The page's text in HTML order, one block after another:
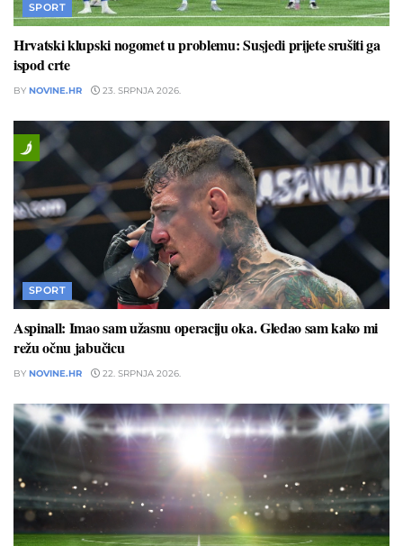
SPORT
Hrvatski klupski nogomet u problemu: Susjedi prijete srušiti ga
ispod crte
BY NOVINE.HR 23. SRPNJA 2026.
SPORT
Aspinall: Imao sam užasnu operaciju oka. Gledao sam kako mi
režu očnu jabučicu
BY NOVINE.HR 22. SRPNJA 2026.